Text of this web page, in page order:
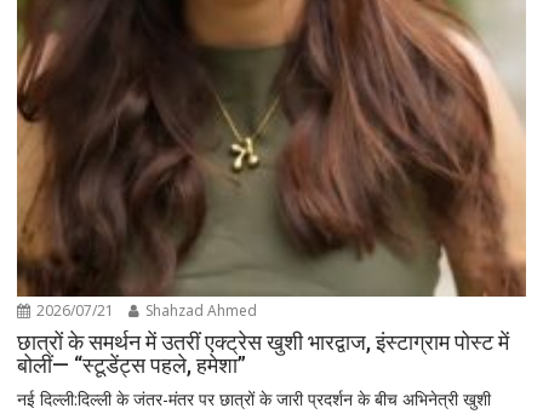
2026/07/21 Shahzad Ahmed
छात्रों के समर्थन में उतरीं एक्ट्रेस खुशी भारद्वाज, इंस्टाग्राम पोस्ट में
बोलीं— “स्टूडेंट्स पहले, हमेशा”
नई दिल्ली:दिल्ली के जंतर-मंतर पर छात्रों के जारी प्रदर्शन के बीच अभिनेत्री खुशी